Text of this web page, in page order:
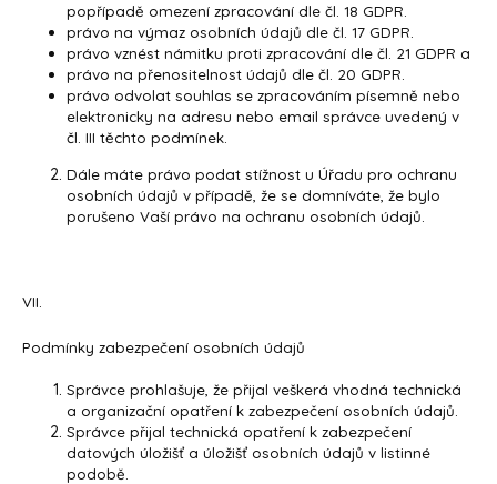
popřípadě omezení zpracování dle čl. 18 GDPR.
právo na výmaz osobních údajů dle čl. 17 GDPR.
právo vznést námitku proti zpracování dle čl. 21 GDPR a
právo na přenositelnost údajů dle čl. 20 GDPR.
právo odvolat souhlas se zpracováním písemně nebo
elektronicky na adresu nebo email správce uvedený v
čl. III těchto podmínek.
Dále máte právo podat stížnost u Úřadu pro ochranu
osobních údajů v případě, že se domníváte, že bylo
porušeno Vaší právo na ochranu osobních údajů.
VII.
Podmínky zabezpečení osobních údajů
Správce prohlašuje, že přijal veškerá vhodná technická
a organizační opatření k zabezpečení osobních údajů.
Správce přijal technická opatření k zabezpečení
datových úložišť a úložišť osobních údajů v listinné
podobě.